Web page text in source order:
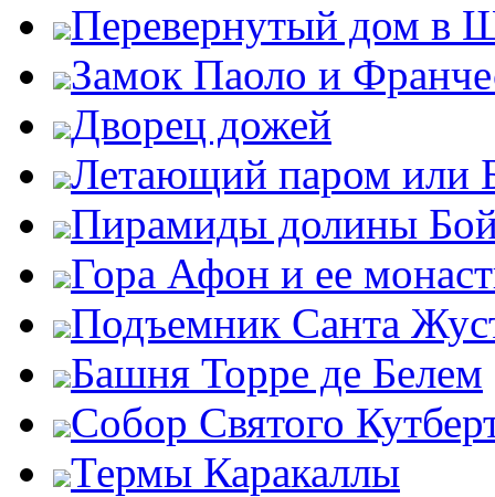
Перевернутый дом в
Замок Паоло и
Дворец дожей
Летающий паром или
Пирамиды долины
Гора Афон и ее
Подъемник Санта
Башня Торре де Белем
Собор Святого
Термы Каракаллы